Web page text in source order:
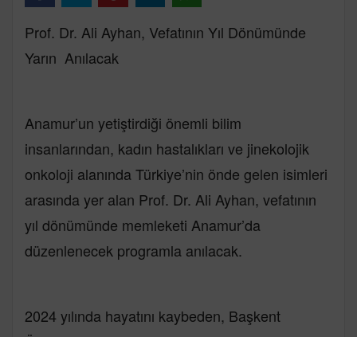
Prof. Dr. Ali Ayhan, Vefatının Yıl Dönümünde
Yarın Anılacak
Anamur’un yetiştirdiği önemli bilim
insanlarından, kadın hastalıkları ve jinekolojik
onkoloji alanında Türkiye’nin önde gelen isimleri
arasında yer alan Prof. Dr. Ali Ayhan, vefatının
yıl dönümünde memleketi Anamur’da
düzenlenecek programla anılacak.
2024 yılında hayatını kaybeden, Başkent